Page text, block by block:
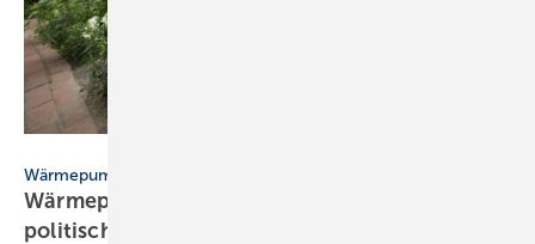
Wärmepumpen-Rollout
Wärme­pumpen­branche fordert industrie­
politische